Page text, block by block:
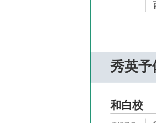
秀英予
和白校